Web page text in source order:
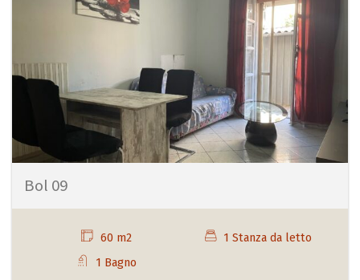
Bol 09
60 m2
1 Stanza da letto
1 Bagno